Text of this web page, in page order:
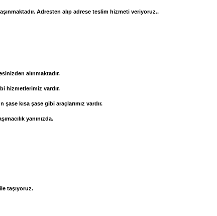
Adresten alıp adrese teslim hizmeti veriyoruz..
alınmaktadır.
hizmetlerimiz vardır.
kısa şase gibi araçlarımız vardır.
yanınızda.
taşıyoruz.